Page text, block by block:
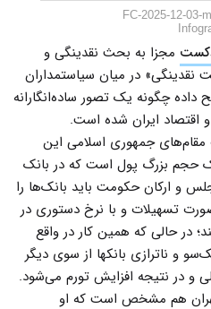
FC-2025-12-03-
مجزا به بحث نقدینگی و
نقدینگی» در میان سیاستمداران
چگونه یک تصور ساده‌انگارانه
اقتصاد ایران شده است.
مقام‌های جمهوری اسلامی این
حجم بزرگ پول است که در بانک
و ارکان حکومت باید بانک‌ها را
تسهیلات و با نرخ دستوری در
در حالی که همین کار در واقع
و ناترازی بانکها از سوی دیگر
و در نتیجه افزایش تورم می‌شود.
هم مشخص است که او